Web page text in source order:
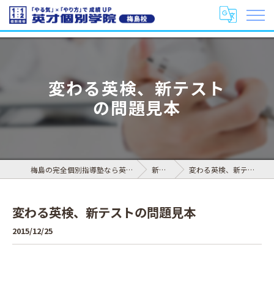
変わる英検、新テスト
の問題見本
梅島の完全個別指導塾なら英才個別学院 梅島校 新着情報 変わる英検、新テストの問題見本
変わる英検、新テストの問題見本
2015/12/25